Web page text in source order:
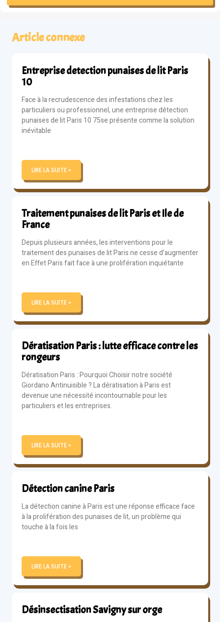
Article connexe
Entreprise detection punaises de lit Paris
10
Face à la recrudescence des infestations chez les
particuliers ou professionnel, une entreprise détection
punaises de lit Paris 10 75se présente comme la solution
inévitable
LIRE LA SUITE »
Traitement punaises de lit Paris et Ile de
France
Depuis plusieurs années, les interventions pour le
traitement des punaises de lit Paris ne cesse d’augmenter
en Effet Paris fait face à une prolifération inquiétante
LIRE LA SUITE »
Dératisation Paris : lutte efficace contre les
rongeurs
Dératisation Paris : Pourquoi Choisir notre société
Giordano Antinuisible ? La dératisation à Paris est
devenue une nécessité incontournable pour les
particuliers et les entreprises.
LIRE LA SUITE »
Détection canine Paris
La détection canine à Paris est une réponse efficace face
à la prolifération des punaises de lit, un problème qui
touche à la fois les
LIRE LA SUITE »
Désinsectisation Savigny sur orge